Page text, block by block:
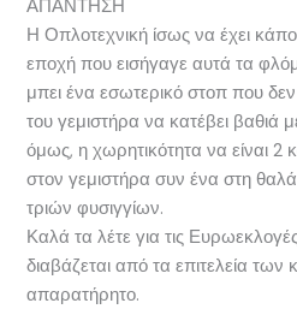
ΑΠΑΝΤΗΣΗ
Η Οπλοτεχνική ίσως να έχει
εποχή που εισήγαγε αυτά τα
μπει ένα εσωτερικό στοπ που
του γεμιστήρα να κατέβει
όμως, η χωρητικότητα να είναι 2
στον γεμιστήρα συν ένα στη
τριών φυσιγγίων.
Καλά τα λέτε για τις
διαβάζεται από τα επιτελεία
απαρατήρητο.